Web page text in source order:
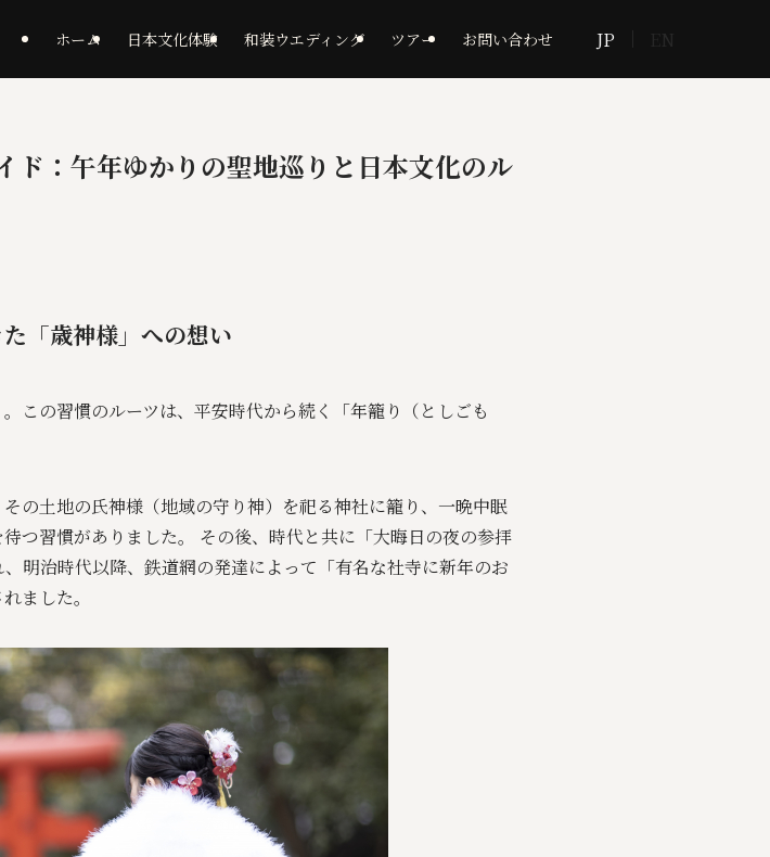
ホーム 日本文化体験 和装ウエディング ツアー お問い合わせ JP
ド：午年ゆかりの聖地巡りと日本文化のル
「歳神様」への想い
この習慣のルーツは、平安時代から続く「年籠り（としごも
の土地の氏神様（地域の守り神）を祀る神社に籠り、一晩中眠
つ習慣がありました。 その後、時代と共に「大晦日の夜の参拝
明治時代以降、鉄道網の発達によって「有名な社寺に新年のお
ました。